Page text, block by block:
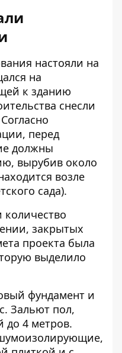
настояли на
на
к зданию
снесли
перед
должны
вырубив около
возле
сада).
количество
закрытых
проекта была
выделило
фундамент и
Зальют пол,
до 4 метров.